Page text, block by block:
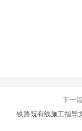
下一篇
铁路既有线施工指导